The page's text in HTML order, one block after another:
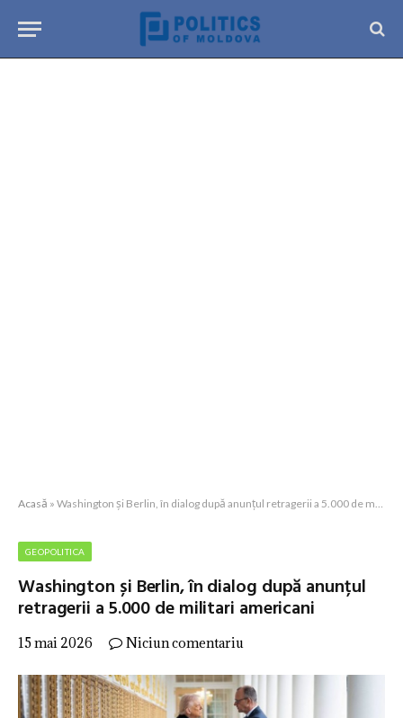
Acasă » Washington și Berlin, în dialog după anunțul retragerii a 5.000 de militari americani
GEOPOLITICA
Washington și Berlin, în dialog după anunțul
retragerii a 5.000 de militari americani
15 mai 2026 Niciun comentariu